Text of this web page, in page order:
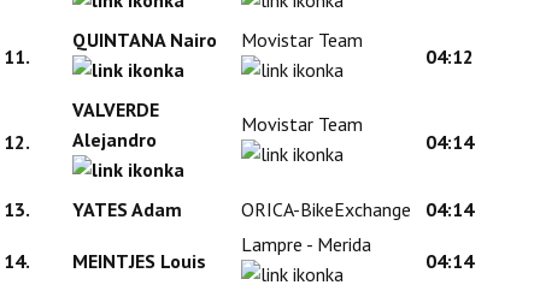
11.
QUINTANA Nairo Movistar Team
04:12
12.
VALVERDE
Alejandro
Movistar Team
04:14
13. YATES Adam ORICA-BikeExchange 04:14
14. MEINTJES Louis
Lampre - Merida
04:14